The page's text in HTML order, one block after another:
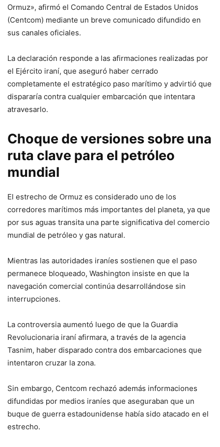
Ormuz», afirmó el Comando Central de Estados Unidos
(Centcom) mediante un breve comunicado difundido en
sus canales oficiales.
La declaración responde a las afirmaciones realizadas por
el Ejército iraní, que aseguró haber cerrado
completamente el estratégico paso marítimo y advirtió que
dispararía contra cualquier embarcación que intentara
atravesarlo.
Choque de versiones sobre una
ruta clave para el petróleo
mundial
El estrecho de Ormuz es considerado uno de los
corredores marítimos más importantes del planeta, ya que
por sus aguas transita una parte significativa del comercio
mundial de petróleo y gas natural.
Mientras las autoridades iraníes sostienen que el paso
permanece bloqueado, Washington insiste en que la
navegación comercial continúa desarrollándose sin
interrupciones.
La controversia aumentó luego de que la Guardia
Revolucionaria iraní afirmara, a través de la agencia
Tasnim, haber disparado contra dos embarcaciones que
intentaron cruzar la zona.
Sin embargo, Centcom rechazó además informaciones
difundidas por medios iraníes que aseguraban que un
buque de guerra estadounidense había sido atacado en el
estrecho.